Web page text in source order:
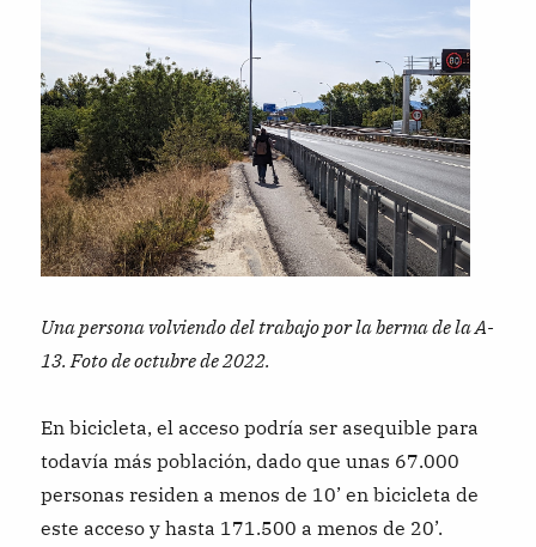
Una persona volviendo del trabajo por la berma de la A-
13. Foto de octubre de 2022.
En bicicleta, el acceso podría ser asequible para
todavía más población, dado que unas 67.000
personas residen a menos de 10’ en bicicleta de
este acceso y hasta 171.500 a menos de 20’.